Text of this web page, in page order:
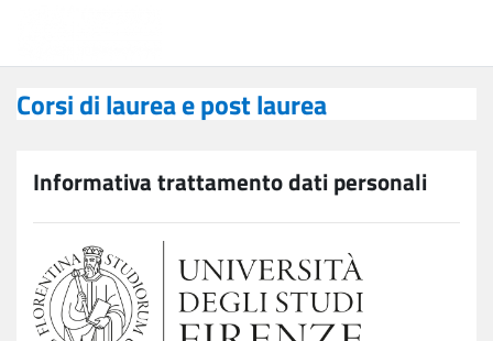
Corsi di laurea e post laurea
Informativa trattamento dati personali